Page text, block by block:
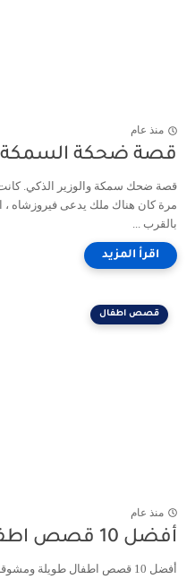
منذ عام
قصة ضحكة السمكة
قصة ضحك سمكة والوزير الذكي. كانت
مرة كان هناك ملك يدعى فيروزشاه
بالقرب ...
قصص اطفال
منذ عام
أفضل 10 قصص اطفال طويلة ومشوقة